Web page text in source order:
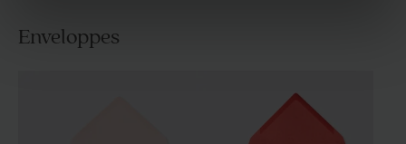
Enveloppes